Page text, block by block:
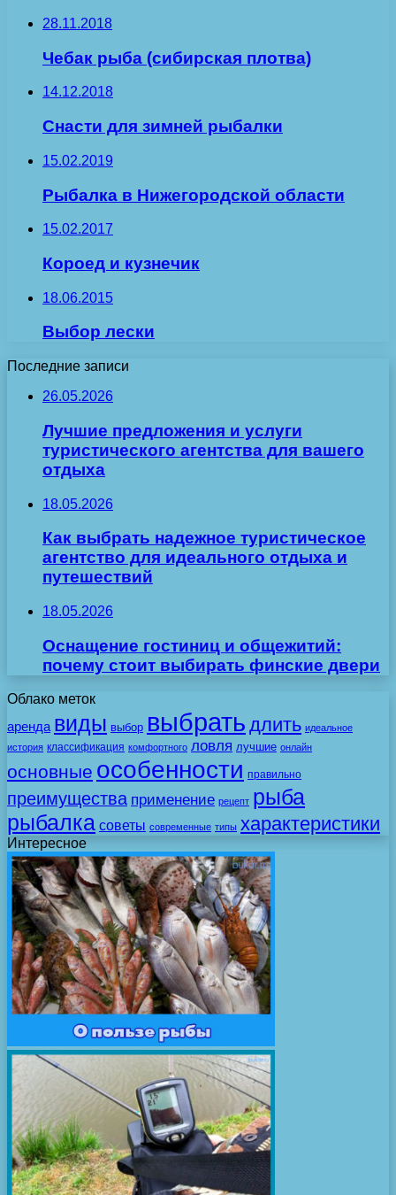
28.11.2018
Чебак рыба (сибирская плотва)
14.12.2018
Снасти для зимней рыбалки
15.02.2019
Рыбалка в Нижегородской области
15.02.2017
Короед и кузнечик
18.06.2015
Выбор лески
Последние записи
26.05.2026
Лучшие предложения и услуги
туристического агентства для вашего
отдыха
18.05.2026
Как выбрать надежное туристическое
агентство для идеального отдыха и
путешествий
18.05.2026
Оснащение гостиниц и общежитий:
почему стоит выбирать финские двери
Облако меток
аренда виды выбор выбрать длить идеальное
история классификация комфортного ловля лучшие онлайн
основные особенности правильно
преимущества применение рецепт рыба
рыбалка советы современные типы характеристики
Интересное